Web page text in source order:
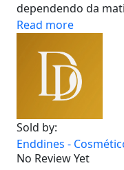
dependendo da
Read more
Sold by:
Enddines -
No Review Yet